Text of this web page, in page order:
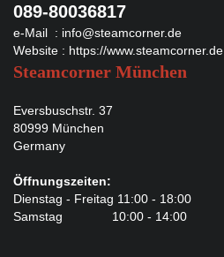
089-80036817
e-Mail : info@steamcorner.de
Website : https://www.steamcorner.de
Steamcorner München
Eversbuschstr. 37
80999 München
Germany
Öffnungszeiten:
Dienstag - Freitag 11:00 - 18:00
Samstag 10:00 - 14:00